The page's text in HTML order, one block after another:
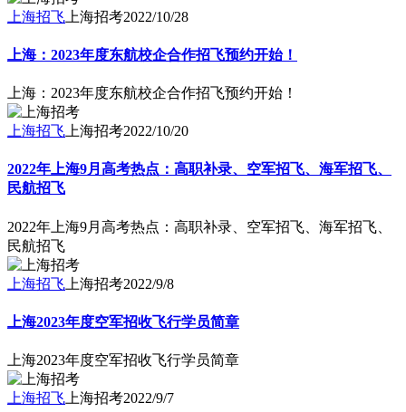
上海招飞 上海招考2022/10/28
上海：2023年度东航校企合作招飞预约开始！
上海：2023年度东航校企合作招飞预约开始！
上海招飞 上海招考2022/10/20
2022年上海9月高考热点：高职补录、空军招飞、海军招飞、
民航招飞
2022年上海9月高考热点：高职补录、空军招飞、海军招飞、
民航招飞
上海招飞 上海招考2022/9/8
上海2023年度空军招收飞行学员简章
上海2023年度空军招收飞行学员简章
上海招飞 上海招考2022/9/7